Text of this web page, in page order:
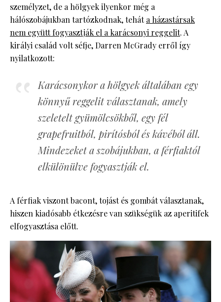
személyzet, de a hölgyek ilyenkor még a
hálószobájukban tartózkodnak, teháta házastársak
nem együtt fogyasztják el a karácsonyi reggelit. A
királyi család volt séfje, Darren McGrady erről így
nyilatkozott:
Karácsonykor a hölgyek általában egy
könnyű reggelit választanak, amely
szeletelt gyümölcsökből, egy fél
grapefruitból, pirítósból és kávéból áll.
Mindezeket a szobájukban, a férfiaktól
elkülönülve fogyasztják el.
A férfiak viszont bacont, tojást és gombát választanak,
hiszen kiadósabb étkezésre van szükségük az aperitifek
elfogyasztása előtt.